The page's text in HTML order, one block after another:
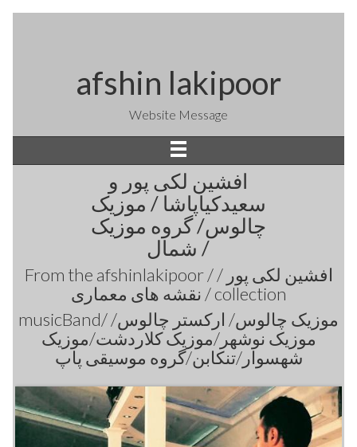
afshin lakipoor
Website Message
افشین لکی پور و
سعیدکیاپاشا / موزیک
چالوس/ گروه موزیک
شمال /
From the afshinlakipoor / افشین لکی پور /
نقشه های معماری /collection
musicBand/ موزیک چالوس/ ارکستر چالوس/
موزیک نوشهر/موزیک کلاردشت/موزیک
شهسوار/تنکابن/گروه موسیقی پاپ